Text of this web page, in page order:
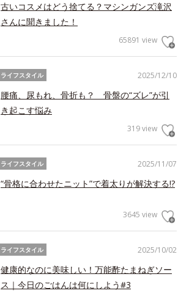
古いコスメはどう捨てる？マシンガンズ滝沢
さんに聞きました！
65891 view
2025/12/10
ライフスタイル
腰痛、尿もれ、骨折も？ 骨盤の“ズレ”が引
き起こす悩み
319 view
2025/11/07
ライフスタイル
“骨格に合わせたニット”で着太りが解決する!?
3645 view
2025/10/02
ライフスタイル
健康的なのに美味しい！万能酢たまねぎソー
ス｜今日のごはんは何にしよう#3